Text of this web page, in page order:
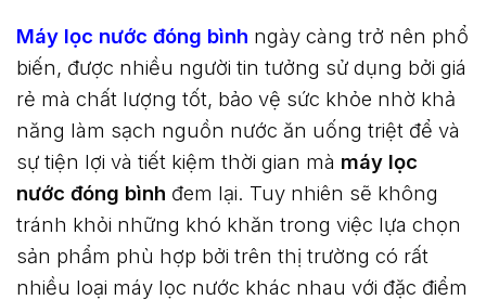
Máy lọc nước đóng bình ngày càng trở nên phổ
biến, được nhiều người tin tưởng sử dụng bởi giá
rẻ mà chất lượng tốt, bảo vệ sức khỏe nhờ khả
năng làm sạch nguồn nước ăn uống triệt để và
sự tiện lợi và tiết kiệm thời gian mà máy lọc
nước đóng bình đem lại. Tuy nhiên sẽ không
tránh khỏi những khó khăn trong việc lựa chọn
sản phẩm phù hợp bởi trên thị trường có rất
nhiều loại máy lọc nước khác nhau với đặc điểm